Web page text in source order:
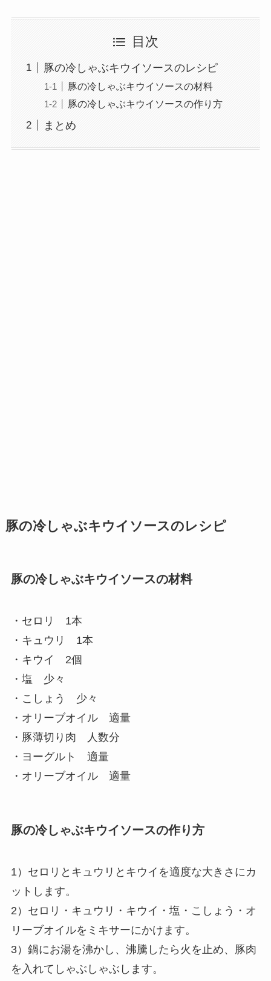
目次
豚の冷しゃぶキウイソースのレシピ
豚の冷しゃぶキウイソースの材料
豚の冷しゃぶキウイソースの作り方
まとめ
豚の冷しゃぶキウイソースのレシピ
豚の冷しゃぶキウイソースの材料
・セロリ 1本
・キュウリ 1本
・キウイ 2個
・塩 少々
・こしょう 少々
・オリーブオイル 適量
・豚薄切り肉 人数分
・ヨーグルト 適量
・オリーブオイル 適量
豚の冷しゃぶキウイソースの作り方
1）セロリとキュウリとキウイを適度な大きさにカ
ットします。
2）セロリ・キュウリ・キウイ・塩・こしょう・オ
リーブオイルをミキサーにかけます。
3）鍋にお湯を沸かし、沸騰したら火を止め、豚肉
を入れてしゃぶしゃぶします。